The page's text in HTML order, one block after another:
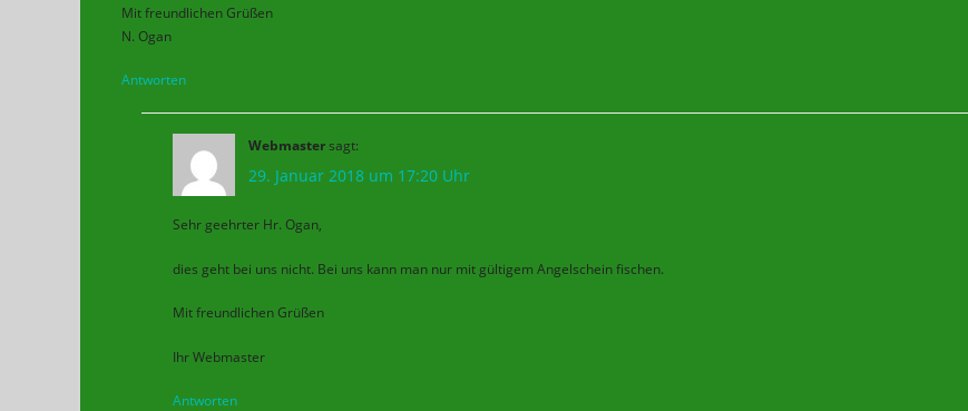
Mit freundlichen Grüßen
N. Ogan
Antworten
Webmaster sagt:
29. Januar 2018 um 17:20 Uhr
Sehr geehrter Hr. Ogan,
dies geht bei uns nicht. Bei uns kann man nur mit gültigem Angelschein fischen.
Mit freundlichen Grüßen
Ihr Webmaster
Antworten